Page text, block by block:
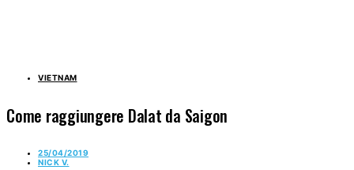
VIETNAM
Come raggiungere Dalat da Saigon
25/04/2019
NICK V.